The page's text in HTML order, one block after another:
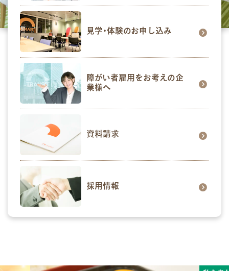
見学･体験のお申し込み
障がい者雇用をお考えの企
業様へ
資料請求
採用情報